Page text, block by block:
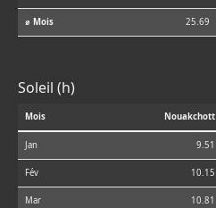
⌀ Mois 25.69
Soleil (h)
Mois Nouakchott
Jan 9.51
Fév 10.15
Mar 10.81